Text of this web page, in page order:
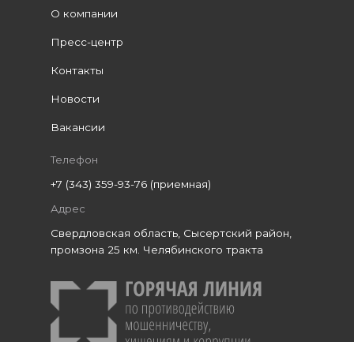
О компании
Пресс-центр
Контакты
Новости
Вакансии
Телефон
+7 (343) 359-93-76 (приемная)
Адрес
Свердловская область, Сысертский район,
промзона 25 км. Челябинского тракта